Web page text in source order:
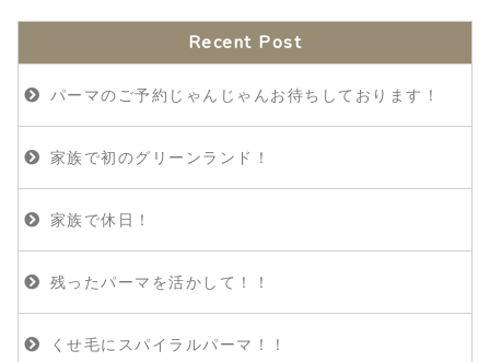
Recent Post
パーマのご予約じゃんじゃんお待ちしております！
家族で初のグリーンランド！
家族で休日！
残ったパーマを活かして！！
くせ毛にスパイラルパーマ！！